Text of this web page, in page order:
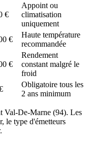
€
Appoint ou
climatisation
uniquement
€
Haute température
recommandée
€
Rendement
constant malgré le
froid
Obligatoire tous les
2 ans minimum
Val-De-Marne (94). Les
le type d'émetteurs